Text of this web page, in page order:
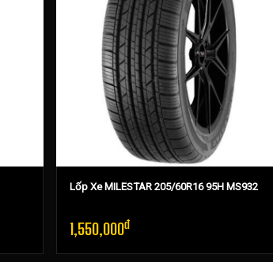
Lốp Xe MILESTAR 205/60R16 95H MS932
1,550,000đ